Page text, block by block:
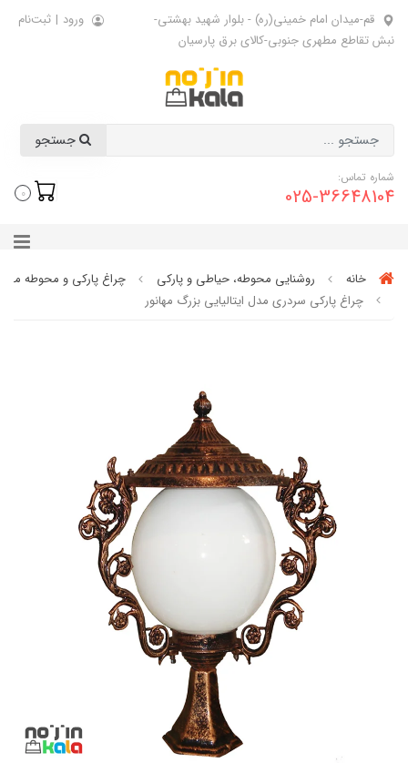
قم-میدان امام خمینی(ره) - بلوار شهید بهشتی-
نبش تقاطع مطهری جنوبی-کالای برق پارسیان
ورود | ثبت‌نام
شماره تماس:
025-36648104
0
خانه روشنایی محوطه، حیاطی و پارکی
چراغ پارکی و محوطه
چراغ پارکی سردری مدل ایتالیایی بزرگ مهانور